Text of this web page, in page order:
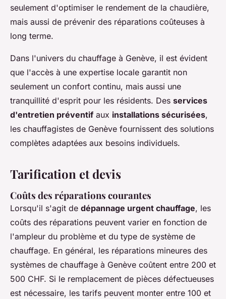
seulement d'optimiser le rendement de la chaudière,
mais aussi de prévenir des réparations coûteuses à
long terme.
Dans l'univers du chauffage à Genève, il est évident
que l'accès à une expertise locale garantit non
seulement un confort continu, mais aussi une
tranquillité d'esprit pour les résidents. Des services
d'entretien préventif aux installations sécurisées,
les chauffagistes de Genève fournissent des solutions
complètes adaptées aux besoins individuels.
Tarification et devis
Coûts des réparations courantes
Lorsqu'il s'agit de dépannage urgent chauffage, les
coûts des réparations peuvent varier en fonction de
l'ampleur du problème et du type de système de
chauffage. En général, les réparations mineures des
systèmes de chauffage à Genève coûtent entre 200 et
500 CHF. Si le remplacement de pièces défectueuses
est nécessaire, les tarifs peuvent monter entre 100 et